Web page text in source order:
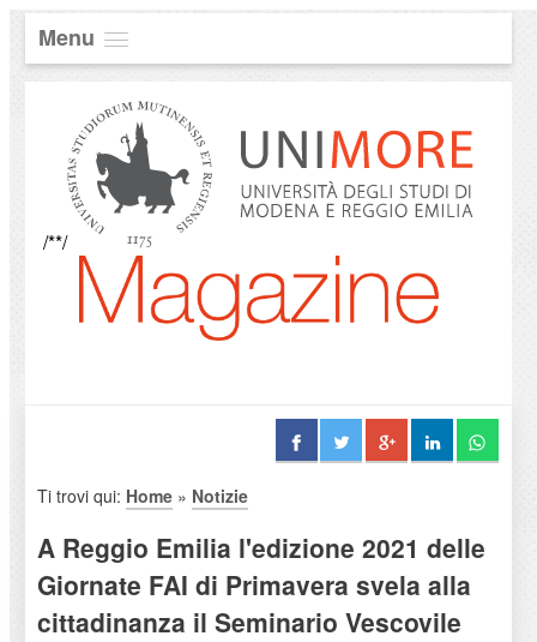
Menu
/**/
Ti trovi qui: Home» Notizie
A Reggio Emilia l'edizione 2021 delle
Giornate FAI di Primavera svela alla
cittadinanza il Seminario Vescovile